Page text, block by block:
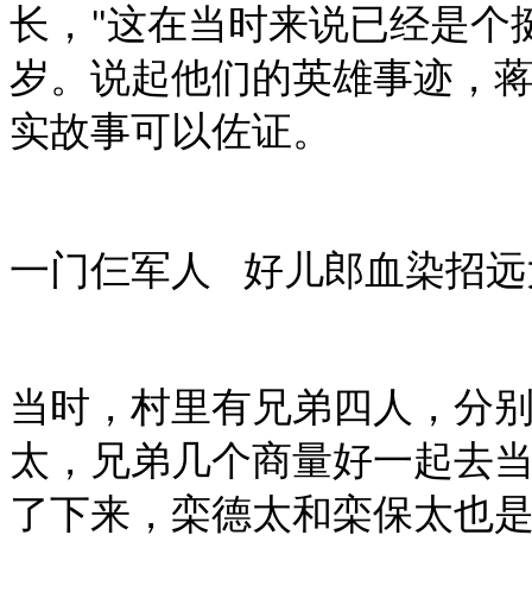
长， "这在当时来说已经是个
岁。说起他们的英雄事迹，
实故事可以佐证。
一门仨军人 好儿郎血染招
当时，村里有兄弟四人，分
太，兄弟几个商量好一起去
了下来，栾德太和栾保太也